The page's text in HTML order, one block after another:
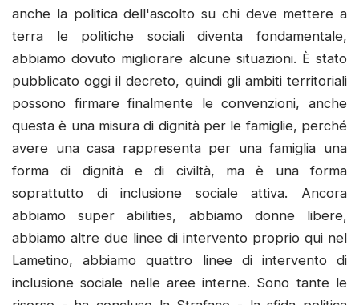
anche la politica dell'ascolto su chi deve mettere a
terra le politiche sociali diventa fondamentale,
abbiamo dovuto migliorare alcune situazioni. È stato
pubblicato oggi il decreto, quindi gli ambiti territoriali
possono firmare finalmente le convenzioni, anche
questa è una misura di dignità per le famiglie, perché
avere una casa rappresenta per una famiglia una
forma di dignità e di civiltà, ma è una forma
soprattutto di inclusione sociale attiva. Ancora
abbiamo super abilities, abbiamo donne libere,
abbiamo altre due linee di intervento proprio qui nel
Lametino, abbiamo quattro linee di intervento di
inclusione sociale nelle aree interne. Sono tante le